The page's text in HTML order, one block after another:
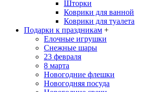
Шторки
Коврики для ванной
Коврики для туалета
Подарки к праздникам +
Елочные игрушки
Снежные шары
23 февраля
8 марта
Новогодние флешки
Новогодняя посуда